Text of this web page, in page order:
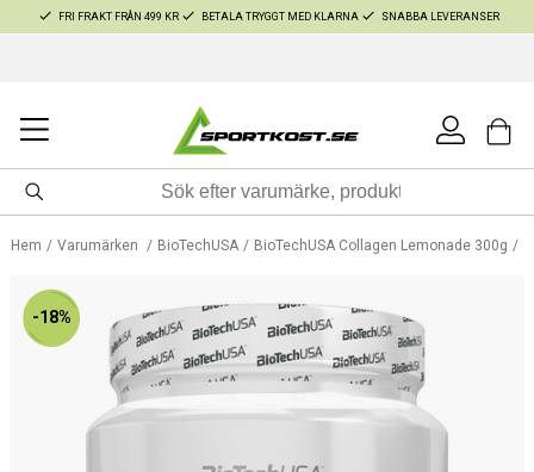
FRI FRAKT FRÅN 499 KR BETALA TRYGGT MED KLARNA SNABBA LEVERANSER
Hem Varumärken BioTechUSA BioTechUSA Collagen Lemonade 300g
-18%